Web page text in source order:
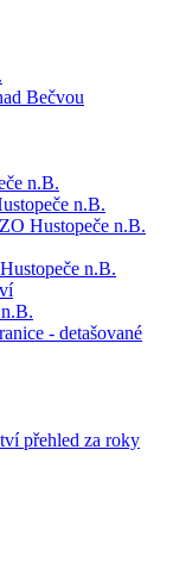
Bečvou
n.B.
n.B.
Hustopeče n.B.
n.B.
- detašované
přehled za roky